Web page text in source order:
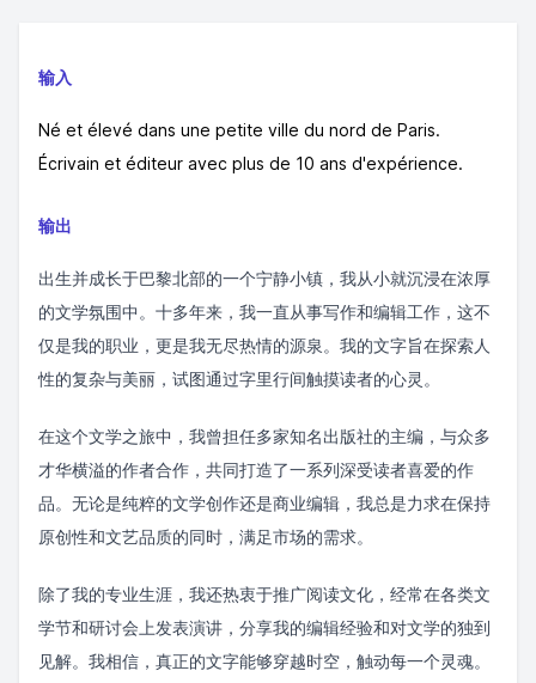
输入
Né et élevé dans une petite ville du nord de Paris.
Écrivain et éditeur avec plus de 10 ans d'expérience.
输出
出生并成长于巴黎北部的一个宁静小镇，我从小就沉浸在浓厚
的文学氛围中。十多年来，我一直从事写作和编辑工作，这不
仅是我的职业，更是我无尽热情的源泉。我的文字旨在探索人
性的复杂与美丽，试图通过字里行间触摸读者的心灵。
在这个文学之旅中，我曾担任多家知名出版社的主编，与众多
才华横溢的作者合作，共同打造了一系列深受读者喜爱的作
品。无论是纯粹的文学创作还是商业编辑，我总是力求在保持
原创性和文艺品质的同时，满足市场的需求。
除了我的专业生涯，我还热衷于推广阅读文化，经常在各类文
学节和研讨会上发表演讲，分享我的编辑经验和对文学的独到
见解。我相信，真正的文字能够穿越时空，触动每一个灵魂。